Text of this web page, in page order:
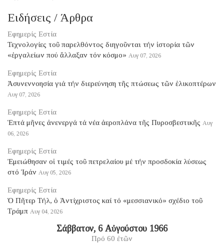
Ειδήσεις / Άρθρα
Εφημερίς Εστία
Τεχνολογίες τοῦ παρελθόντος διηγοῦνται τήν ἱστορία τῶν
«ἐργαλείων πού ἄλλαξαν τόν κόσμο» Αυγ 07, 2026
Εφημερίς Εστία
Ἀσυνεννοησία γιά τήν διερεύνηση τῆς πτώσεως τῶν ἑλικοπτέρων
Αυγ 07, 2026
Εφημερίς Εστία
Ἑπτά μῆνες ἀνενεργά τά νέα ἀεροπλάνα τῆς Πυροσβεστικῆς Αυγ
06, 2026
Εφημερίς Εστία
Ἐμειώθησαν οἱ τιμές τοῦ πετρελαίου μέ τήν προσδοκία λύσεως
στό Ἰράν Αυγ 05, 2026
Εφημερίς Εστία
Ὁ Πῆτερ Τήλ, ὁ Ἀντίχριστος καί τό «μεσσιανικό» σχέδιο τοῦ
Τράμπ Αυγ 04, 2026
Σάββατον, 6 Αὐγούστου 1966
Πρό 60 ἐτῶν